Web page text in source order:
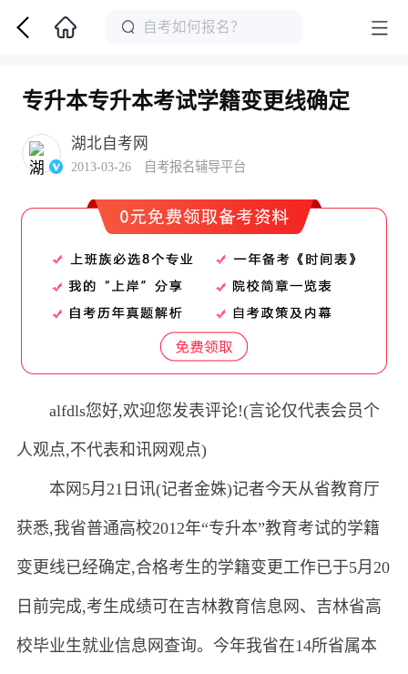
专升本专升本考试学籍变更线确定
湖北自考网
2013-03-26 自考报名辅导平台
alfdls您好,欢迎您发表评论!(言论仅代表会员个
人观点,不代表和讯网观点)
本网5月21日讯(记者金姝)记者今天从省教育厅
获悉,我省普通高校2012年“专升本”教育考试的学籍
变更线已经确定,合格考生的学籍变更工作已于5月20
日前完成,考生成绩可在吉林教育信息网、吉林省高
校毕业生就业信息网查询。今年我省在14所省属本